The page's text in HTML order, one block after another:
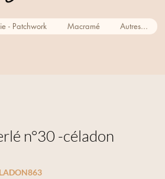
- Patchwork Macramé Autres...
n°30 -céladon